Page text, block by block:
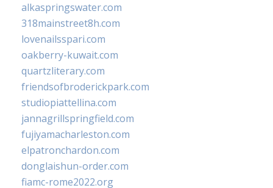
alkaspringswater.com
318mainstreet8h.com
lovenailsspari.com
oakberry-kuwait.com
quartzliterary.com
friendsofbroderickpark.com
studiopiattellina.com
jannagrillspringfield.com
fujiyamacharleston.com
elpatronchardon.com
donglaishun-order.com
fiamc-rome2022.org